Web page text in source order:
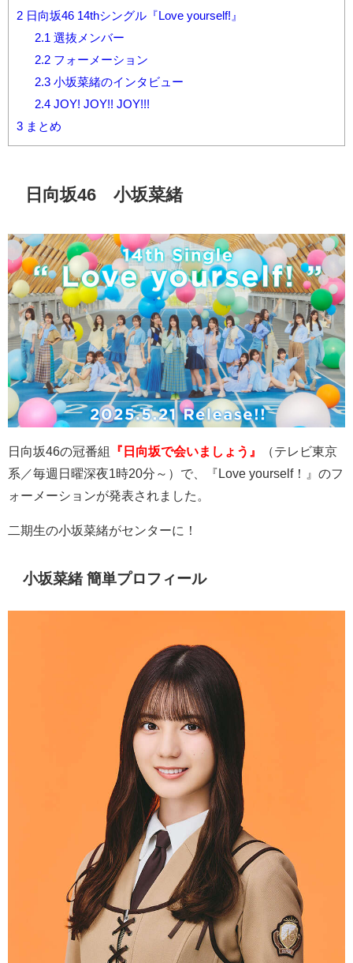
2 日向坂46 14thシングル『Love yourself!』
2.1 選抜メンバー
2.2フォーメーション
2.3小坂菜緒のインタビュー
2.4JOY! JOY!! JOY!!!
3 まとめ
日向坂46 小坂菜緒
日向坂46の冠番組 『日向坂で会いましょう』
（テレビ東京
系／毎週日曜深夜1 時20分～）で、『 Love yourself！』のフ
ォーメーションが発表されました。
二期生の小坂菜緒がセンターに！
小坂菜緒 簡単プロフィール